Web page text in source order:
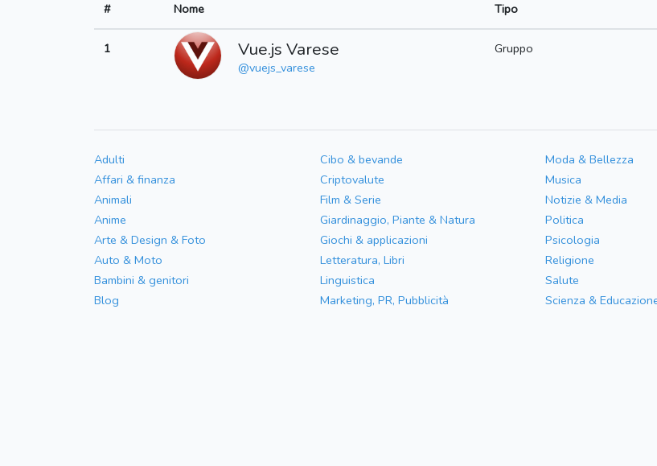
# Nome Tipo
1 Vue.js Varese
@vuejs_varese
Gruppo
Adulti
Affari & finanza
Animali
Anime
Arte & Design & Foto
Auto & Moto
Bambini & genitori
Blog
Cibo & bevande
Criptovalute
Film & Serie
Giardinaggio, Piante & Natura
Giochi & applicazioni
Letteratura, Libri
Linguistica
Marketing, PR, Pubblicità
Moda & Bellezza
Musica
Notizie & Media
Politica
Psicologia
Religione
Salute
Scienza &